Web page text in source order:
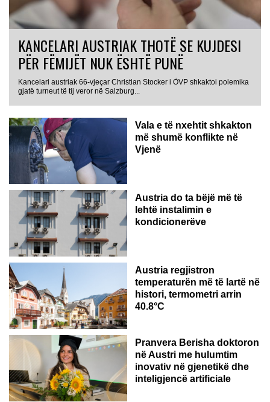
KANCELARI AUSTRIAK THOTË SE KUJDESI
PËR FËMIJËT NUK ËSHTË PUNË
Kancelari austriak 66-vjeçar Christian Stocker i ÖVP shkaktoi polemika
gjatë turneut të tij veror në Salzburg...
Vala e të nxehtit shkakton
më shumë konflikte në
Vjenë
Austria do ta bëjë më të
lehtë instalimin e
kondicionerëve
Austria regjistron
temperaturën më të lartë në
histori, termometri arrin
40.8°C
AUSTRI
Pranvera Berisha doktoron
në Austri me hulumtim
inovativ në gjenetikë dhe
inteligjencë artificiale